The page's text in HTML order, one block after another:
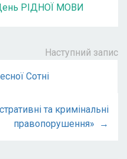
РІДНОЇ МОВИ
Наступний запис
Сотні
та кримінальні
правопорушення» →